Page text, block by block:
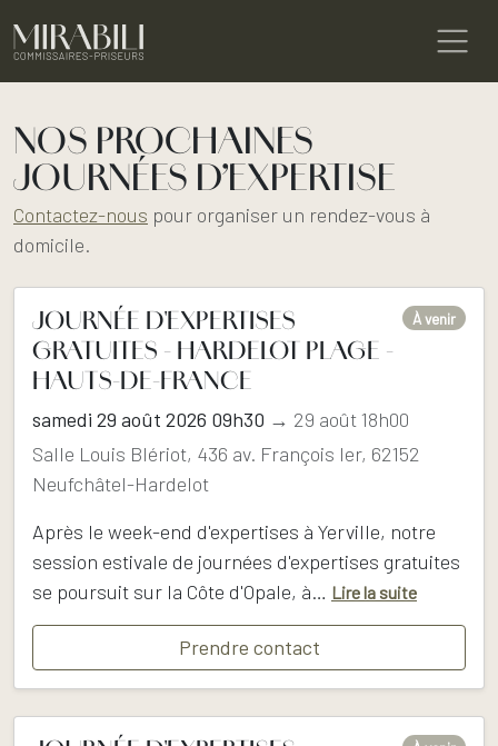
NOS PROCHAINES
JOURNÉES D’EXPERTISE
Contactez-nous pour organiser un rendez-vous à
domicile.
JOURNÉE D'EXPERTISES
GRATUITES - HARDELOT PLAGE -
HAUTS-DE-FRANCE
À venir
samedi 29 août 2026 09h30 → 29 août 18h00
Salle Louis Blériot, 436 av. François Ier, 62152
Neufchâtel-Hardelot
Après le week-end d'expertises à Yerville, notre
session estivale de journées d'expertises gratuites
se poursuit sur la Côte d'Opale, à… Lire la suite
Prendre contact